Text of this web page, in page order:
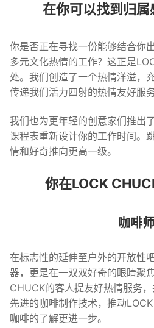
在你可以找到归属
你是否正在寻找一份能够结合你
多元文化热情的工作？这正是
处。我们创造了一个热情洋溢，
传递我们活力四射的热情友好服
我们也为更年轻的创意家们推出
课程表重新设计你的工作时间。
情和好奇推向更高一级。
你在LOCK
咖啡师
在标志性的延伸至户外的开放性
器，更是在一双双好奇的眼睛聚
CHUCK的客人提友好热情服务
先进的咖啡制作技术，推动
咖啡的了解更进一步。